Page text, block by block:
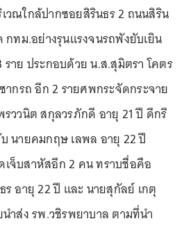
วณใกล้ปากซอยสิรินธร 2 ถนนสิริน
กทม.อย่างรุนแรงจนรถพังยับเยิน
าย ประกอบด้วย น.ส.สุมิตรา โคตร
กรถ อีก 2 รายศพกระจัดกระจาย
วนิต สกุลวรภักดี อายุ 21 ปี ดีกรี
นายคมกฤษ เลพล อายุ 22 ปี
จ็บสาหัสอีก 2 คน ทราบชื่อคือ
อายุ 22 ปี และ นายสุกัลย์ เกตุ
ำส่ง รพ.วชิรพยาบาล ตามที่นำ